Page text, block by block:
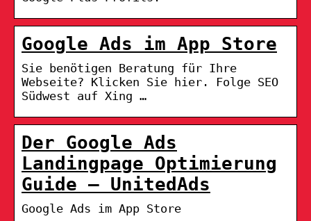
Google Ads im App Store
Sie benötigen Beratung für Ihre
Webseite? Klicken Sie hier. Folge SEO
Südwest auf Xing …
Der Google Ads
Landingpage Optimierung
Guide – UnitedAds
‎Google Ads im App Store